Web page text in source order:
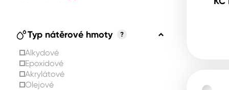
Typ nátěrové hmoty ?
Alkydové
Epoxidové
Akrylátové
Olejové